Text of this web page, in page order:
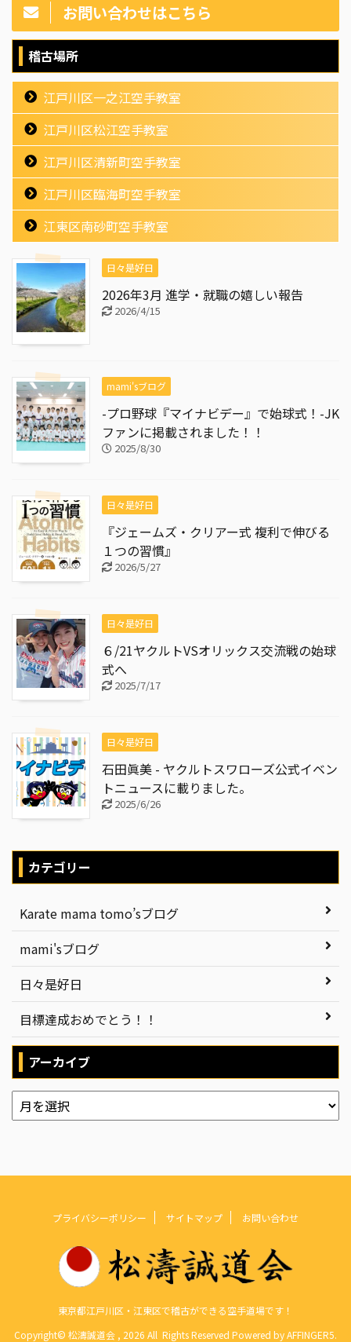
お問い合わせはこちら
稽古場所
江戸川区一之江空手教室
江戸川区松江空手教室
江戸川区清新町空手教室
江戸川区臨海町空手教室
江東区南砂町空手教室
日々是好日
2026年3月 進学・就職の嬉しい報告
2026/4/15
mami'sブログ
-プロ野球『マイナビデー』で始球式！-JK
ファンに掲載されました！！
2025/8/30
日々是好日
『ジェームズ・クリアー式 複利で伸びる
１つの習慣』
2026/5/27
日々是好日
６/21ヤクルトVSオリックス交流戦の始球
式へ
2025/7/17
日々是好日
石田眞美 - ヤクルトスワローズ公式イベン
トニュースに載りました。
2025/6/26
カテゴリー
Karate mama tomo’sブログ
mami'sブログ
日々是好日
目標達成おめでとう！！
アーカイブ
プライバシーポリシー サイトマップ お問い合わせ
東京都江戸川区・江東区で稽古ができる空手道場です！
Copyright© 松濤誠道会 , 2026 All Rights Reserved Powered byAFFINGER5.